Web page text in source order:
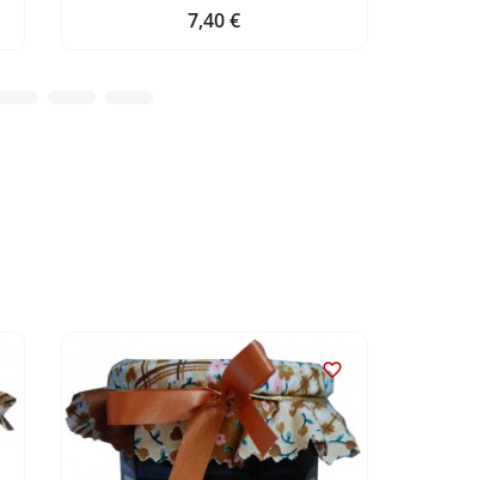
Preis
7,40 €
